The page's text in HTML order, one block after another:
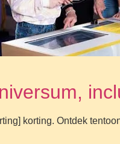
korting. Ontdek